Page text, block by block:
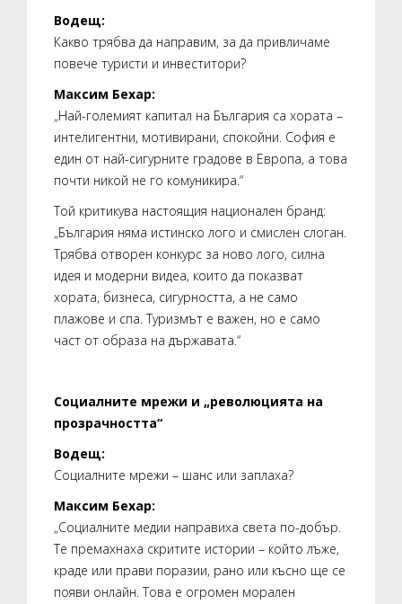
Водещ:
Какво трябва да направим, за да привличаме
повече туристи и инвеститори?
Максим Бехар:
„Най-големият капитал на България са хората –
интелигентни, мотивирани, спокойни. София е
един от най-сигурните градове в Европа, а това
почти никой не го комуникира.“
Той критикува настоящия национален бранд:
„България няма истинско лого и смислен слоган.
Трябва отворен конкурс за ново лого, силна
идея и модерни видеа, които да показват
хората, бизнеса, сигурността, а не само
плажове и спа. Туризмът е важен, но е само
част от образа на държавата.“
Социалните мрежи и „революцията на
прозрачността“
Водещ:
Социалните мрежи – шанс или заплаха?
Максим Бехар:
„Социалните медии направиха света по-добър.
Те премахнаха скритите истории – който лъже,
краде или прави поразии, рано или късно ще се
появи онлайн. Това е огромен морален